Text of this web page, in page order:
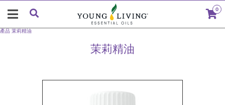
0
茉莉精油
產品 茉莉精油